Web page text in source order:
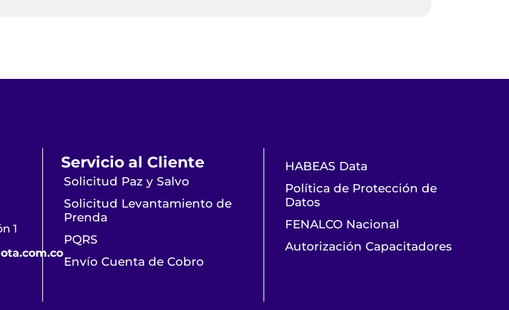
1
Servicio al Cliente
Solicitud Paz y Salvo
Solicitud Levantamiento de
Prenda
PQRS
Envío Cuenta de Cobro
HABEAS Data
Política de Protección de
Datos
FENALCO Nacional
Autorización Capacitadores